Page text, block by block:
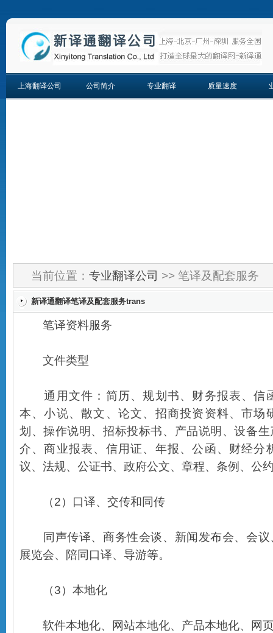
上海翻译公司 公司简介 专业翻译 质量速度
当前位置： 专业翻译公司 >> 笔译及配套服务
新译通翻译笔译及配套服务trans
笔译资料服务
文件类型
通用文件：简历、规划书、财务报表、信
本、小说、散文、论文、招商投资资料、市场
划、操作说明、招标投标书、产品说明、设备
介、商业报表、信用证、年报、公函、财经分
议、法规、公证书、政府公文、章程、条例、公
（2）口译、交传和同传
同声传译、商务性会谈、新闻发布会、会议
展览会、陪同口译、导游等。
（3）本地化
软件本地化、网站本地化、产品本地化、网